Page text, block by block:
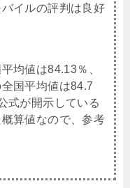
イルの評判は良好
均値は84.13％、
国平均値は84.7
式が開示している
算値なので、参考